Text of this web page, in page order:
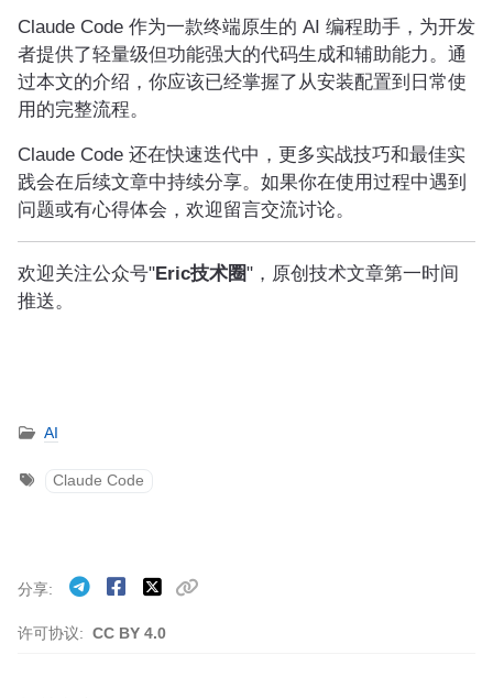
Claude Code 作为一款终端原生的 AI 编程助手，为开发
者提供了轻量级但功能强大的代码生成和辅助能力。通
过本文的介绍，你应该已经掌握了从安装配置到日常使
用的完整流程。
Claude Code 还在快速迭代中，更多实战技巧和最佳实
践会在后续文章中持续分享。如果你在使用过程中遇到
问题或有心得体会，欢迎留言交流讨论。
欢迎关注公众号"Eric技术圈"，原创技术文章第一时间
推送。
AI
Claude Code
许可协议: CC BY 4.0
分享